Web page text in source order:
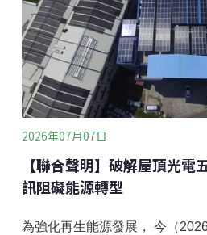
政策成效，也讓遮陽傘規劃回歸
治理。事實上，台灣部分遮陽
也有地方民意代表赴韓考察，
市治理脈絡可循。韓國早已將路
從選址、安全到維護都有明確
經驗，將遮陽傘制度化管理，可
例》及《市區道路及附屬工程設
2026年07月07日
【聯合聲明】破解屋頂光電
訊阻礙能源轉型
為強化再生能源發展， 今（